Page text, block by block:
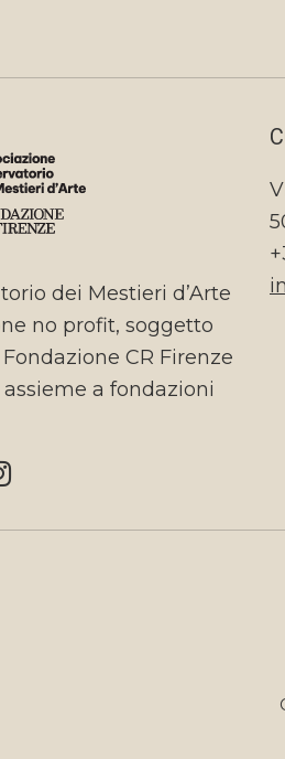
dei Mestieri d’Arte
no profit, soggetto
CR Firenze
a fondazioni